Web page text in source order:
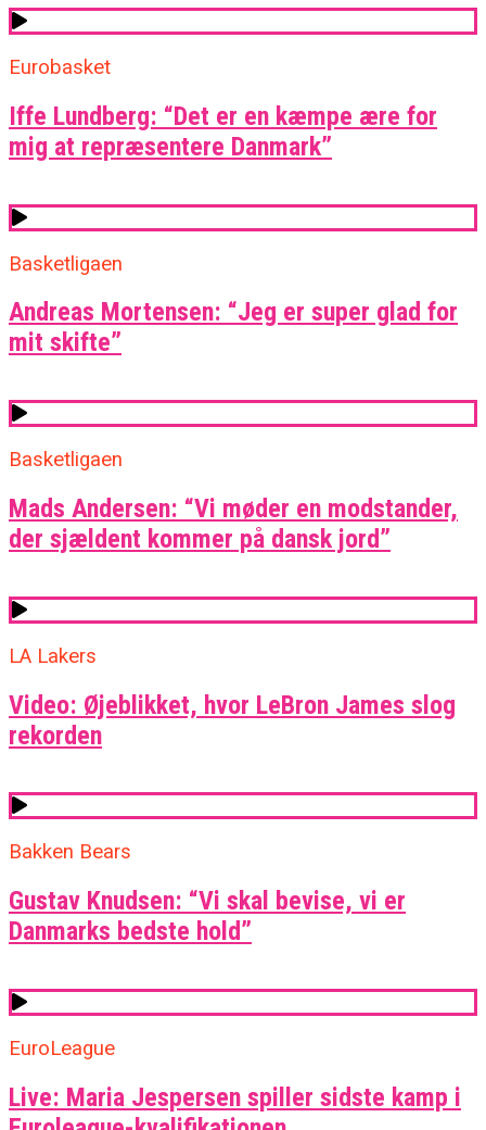
Eurobasket
Iffe Lundberg: “Det er en kæmpe ære for
mig at repræsentere Danmark”
Basketligaen
Andreas Mortensen: “Jeg er super glad for
mit skifte”
Basketligaen
Mads Andersen: “Vi møder en modstander,
der sjældent kommer på dansk jord”
LA Lakers
Video: Øjeblikket, hvor LeBron James slog
rekorden
Bakken Bears
Gustav Knudsen: “Vi skal bevise, vi er
Danmarks bedste hold”
EuroLeague
Live: Maria Jespersen spiller sidste kamp i